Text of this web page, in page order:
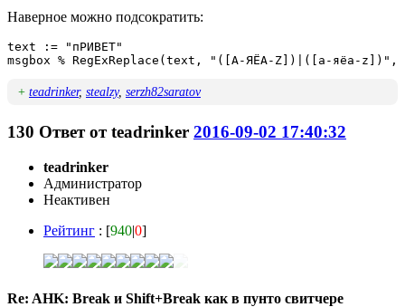
Наверное можно подсократить:
text := "пРИВЕТ"
msgbox % RegExReplace(text, "([А-ЯЁA-Z])|([а-яёa-z])",
+ teadrinker, stealzy, serzh82saratov
130 Ответ отteadrinker 2016-09-02 17:40:32
teadrinker
Администратор
Неактивен
Рейтинг : [940|0]
Re: AHK: Break и Shift+Break как в пунто свитчере